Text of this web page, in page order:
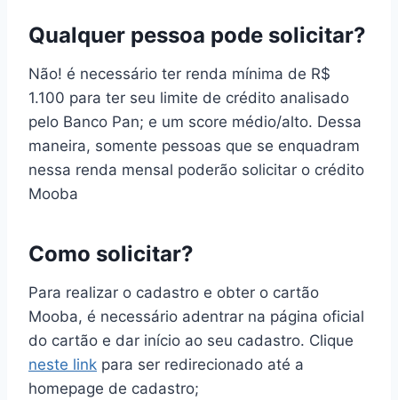
Qualquer pessoa pode solicitar?
Não! é necessário ter renda mínima de R$
1.100 para ter seu limite de crédito analisado
pelo Banco Pan; e um score médio/alto. Dessa
maneira, somente pessoas que se enquadram
nessa renda mensal poderão solicitar o crédito
Mooba
Como solicitar?
Para realizar o cadastro e obter o cartão
Mooba, é necessário adentrar na página oficial
do cartão e dar início ao seu cadastro. Clique
neste link para ser redirecionado até a
homepage de cadastro;